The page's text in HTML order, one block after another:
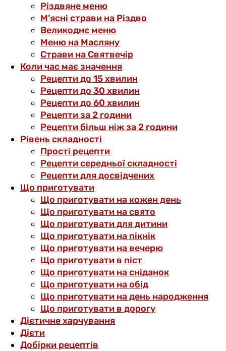
Різдвяне меню
М’ясні страви на Різдво
Великоднє меню
Меню на Масляну
Страви на Святвечір
Коли час має значення
Рецепти до 15 хвилин
Рецепти до 30 хвилин
Рецепти до 60 хвилин
Рецепти за 2 години
Рецепти більш ніж за 2 години
Рівень складності
Прості рецепти
Рецепти середньої складності
Рецепти для досвідчених
Що приготувати
Що приготувати на кожен день
Що приготувати на свято
Що приготувати для дитини
Що приготувати на пікнік
Що приготувати на вечерю
Що приготувати в піст
Що приготувати на сніданок
Що приготувати на обід
Що приготувати на день народження
Що приготувати в дорогу
Дієтичне харчування
Дієти
Добірки рецептів